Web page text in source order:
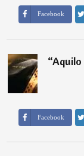
Facebook
“Aquilo
Facebook